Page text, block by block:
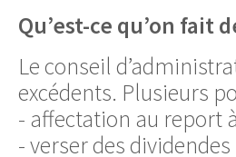
Qu’est-ce qu’on fait
Le conseil
excédents. Plusieurs
- affectation au report
- verser des